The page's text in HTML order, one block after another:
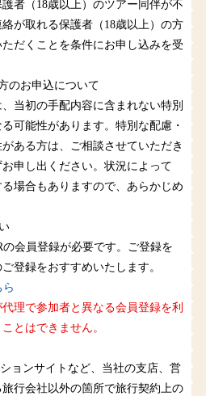
者（18歳以上）のツアー同伴が不
が取れる保護者（18歳以上）の方
だくことを条件にお申し込みを受
のお申込について
当初の手配内容に含まれない特別
可能性があります。特別な配慮・
ある方は、ご相談させていただき
申し出ください。状況によって
場合もありますので、あらかじめ
会員登録が必要です。ご登録を
登録をおすすめいたします。
ら
理で参加者と異なる会員登録を利
とはできません。
ョンサイトなど、当社の支店、営
行会社以外の箇所で旅行契約上の